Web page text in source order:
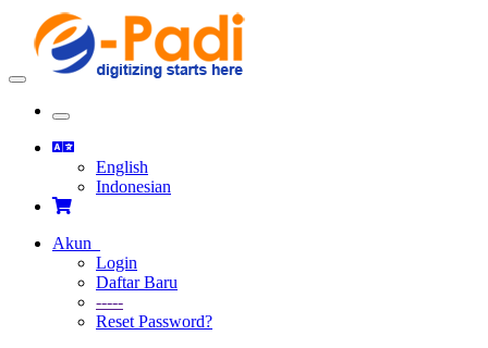
Toggle
Toggle
navigation
English
Indonesian
Akun
Login
Daftar Baru
-----
Reset Password?